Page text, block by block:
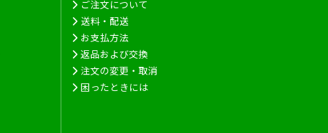
ご注文について
送料・配送
お支払方法
返品および交換
注文の変更・取消
困ったときには